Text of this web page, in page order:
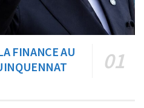
FINANCE AU